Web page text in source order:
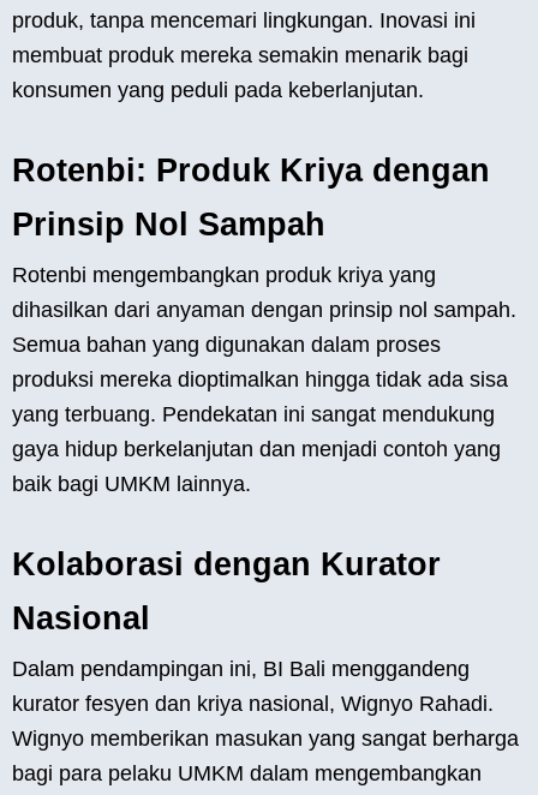
produk, tanpa mencemari lingkungan. Inovasi ini
membuat produk mereka semakin menarik bagi
konsumen yang peduli pada keberlanjutan.
Rotenbi: Produk Kriya dengan
Prinsip Nol Sampah
Rotenbi mengembangkan produk kriya yang
dihasilkan dari anyaman dengan prinsip nol sampah.
Semua bahan yang digunakan dalam proses
produksi mereka dioptimalkan hingga tidak ada sisa
yang terbuang. Pendekatan ini sangat mendukung
gaya hidup berkelanjutan dan menjadi contoh yang
baik bagi UMKM lainnya.
Kolaborasi dengan Kurator
Nasional
Dalam pendampingan ini, BI Bali menggandeng
kurator fesyen dan kriya nasional, Wignyo Rahadi.
Wignyo memberikan masukan yang sangat berharga
bagi para pelaku UMKM dalam mengembangkan